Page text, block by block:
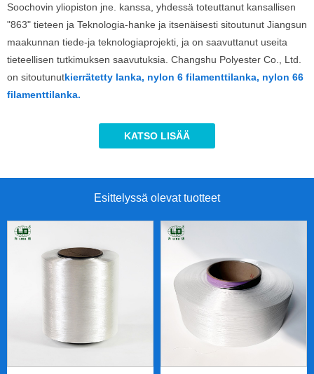
Soochovin yliopiston jne. kanssa, yhdessä toteuttanut kansallisen
"863" tieteen ja Teknologia-hanke ja itsenäisesti sitoutunut Jiangsun
maakunnan tiede-ja teknologiaprojekti, ja on saavuttanut useita
tieteellisen tutkimuksen saavutuksia. Changshu Polyester Co., Ltd.
on sitoutunutkierrätetty lanka, nylon 6 filamenttilanka, nylon 66
filamenttilanka.
KATSO LISÄÄ
Esittelyssä olevat tuotteet